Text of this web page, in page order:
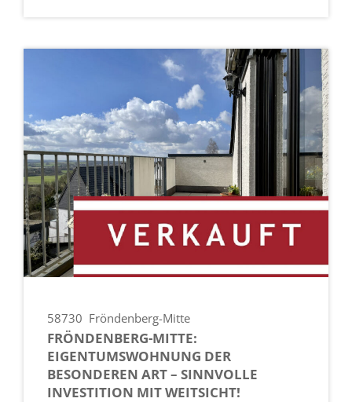
58730 Fröndenberg-Mitte
FRÖNDENBERG-MITTE:
EIGENTUMSWOHNUNG DER
BESONDEREN ART – SINNVOLLE
INVESTITION MIT WEITSICHT!